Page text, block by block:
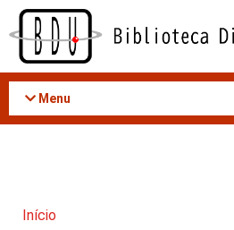
Acessar
conteúdo
Menu
Início